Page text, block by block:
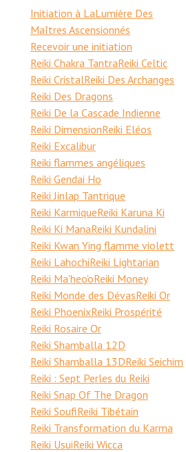
Initiation à LaLumière Des
Maîtres Ascensionnés
Recevoir une initiation
Reiki Chakra TantraReiki Celtic
Reiki CristalReiki Des Archanges
Reiki Des Dragons
Reiki De la Cascade Indienne
Reiki DimensionReiki Eléos
Reiki Excalibur
Reiki flammes angéliques
Reiki Gendai Ho
Reiki Jinlap Tantrique
Reiki KarmiqueReiki Karuna Ki
Reiki Ki ManaReiki Kundalini
Reiki Kwan Ying flamme violett
Reiki LahochiReiki Lightarian
Reiki Ma'heo'oReiki Money
Reiki Monde des DévasReiki Or
Reiki PhoenixReiki Prospérité
Reiki Rosaire Or
Reiki Shamballa 12D
Reiki Shamballa 13DReiki Seichim
Reiki : Sept Perles du Reiki
Reiki Snap Of The Dragon
Reiki SoufiReiki Tibétain
Reiki Transformation du Karma
Reiki UsuiReiki Wicca